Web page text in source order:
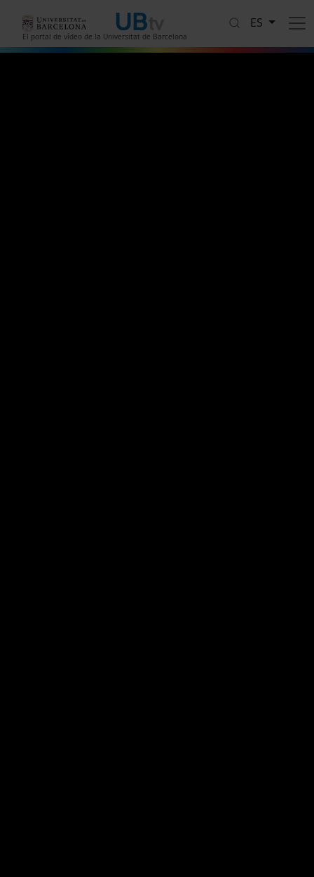
El portal de vídeo de la Universitat de Barcelona
ES